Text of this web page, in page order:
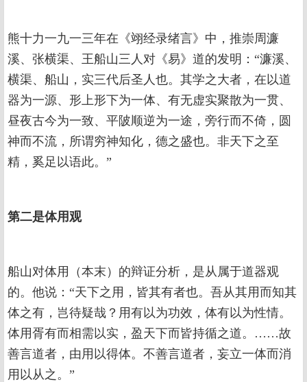
熊十力一九一三年在《翊经录绪言》中，推崇周濂
溪、张横渠、王船山三人对《易》道的发明：“濂溪、
横渠、船山，实三代后圣人也。其学之大者，在以道
器为一源、形上形下为一体、有无虚实聚散为一贯、
昼夜古今为一致、平陂顺逆为一途，旁行而不倚，圆
神而不流，所谓穷神知化，德之盛也。非天下之至
精，奚足以语此。”
第二是体用观
船山对体用（本末）的辩证分析，是从属于道器观
的。他说：“天下之用，皆其有者也。吾从其用而知其
体之有，岂待疑哉？用有以为功效，体有以为性情。
体用胥有而相需以实，盈天下而皆持循之道。……故
善言道者，由用以得体。不善言道者，妄立一体而消
用以从之。”